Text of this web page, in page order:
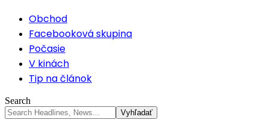
Obchod
Facebooková skupina
Počasie
V kinách
Tip na článok
Search